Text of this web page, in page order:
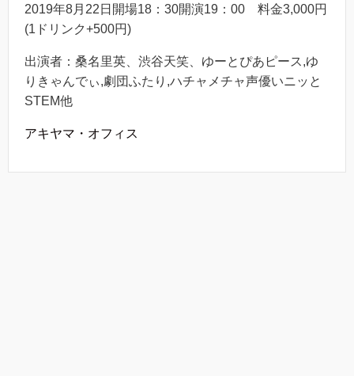
2019年8月22日開場18：30開演19：00 料金3,000円
(1ドリンク+500円)
出演者：桑名里英、渋谷天笑、ゆーとぴあピース,ゆ
りきゃんでぃ,劇団ふたり,ハチャメチャ声優いニッと
STEM他
アキヤマ・オフィス